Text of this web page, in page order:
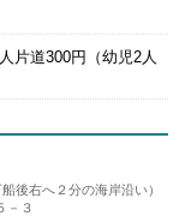
片道300円（幼児2人
後右へ２分の海岸沿い）
－３